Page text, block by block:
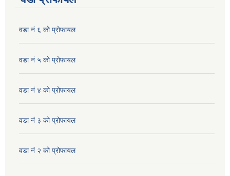
वडा नं ६ को प्रोफायल
वडा नं ५ को प्रोफायल
वडा नं ४ को प्रोफायल
वडा नं ३ को प्रोफायल
वडा नं २ को प्रोफायल